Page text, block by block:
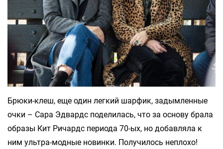
Брюки-клеш, еще один легкий шарфик, задымленные
очки – Сара Эдвардс поделилась, что за основу брала
образы Кит Ричардс периода 70-ых, но добавляла к
ним ультра-модные новинки. Получилось неплохо!